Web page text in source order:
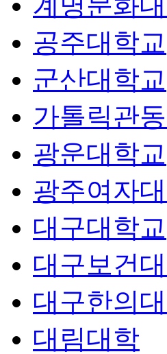
공주대학교
군산대학교
가톨릭관
광운대학교
광주여자
대구대학교
대구보건
대구한의
대림대학